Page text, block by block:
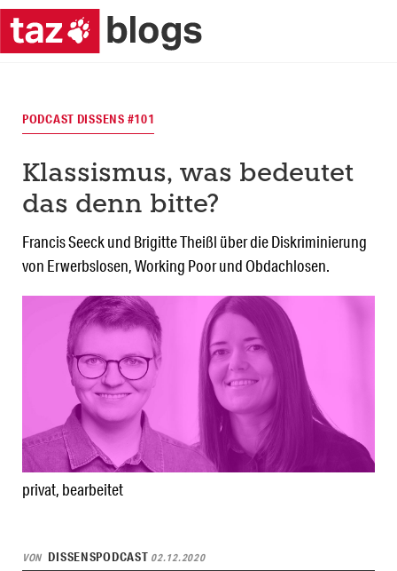
privat, bearbeitet
PODCAST DISSENS #101
Klassismus, was bedeutet
das denn bitte?
Francis Seeck und Brigitte Theißl über die Diskriminierung
von Erwerbslosen, Working Poor und Obdachlosen.
VON DISSENSPODCAST 02.12.2020